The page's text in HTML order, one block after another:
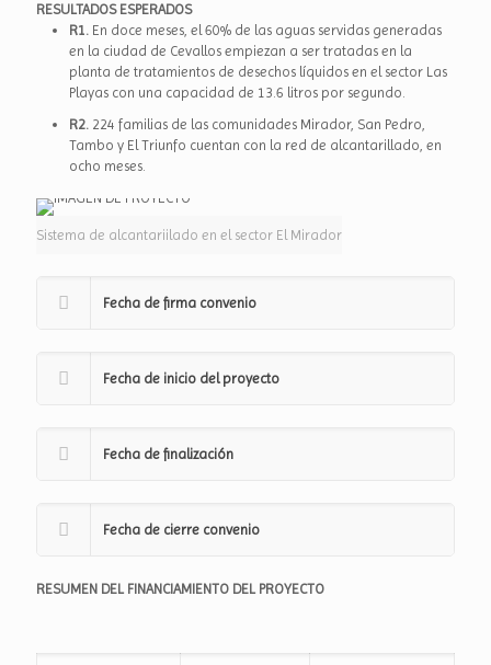
RESULTADOS ESPERADOS
R1. En doce meses, el 60% de las aguas servidas generadas
en la ciudad de Cevallos empiezan a ser tratadas en la
planta de tratamientos de desechos líquidos en el sector Las
Playas con una capacidad de 13.6 litros por segundo.
R2. 224 familias de las comunidades Mirador, San Pedro,
Tambo y El Triunfo cuentan con la red de alcantarillado, en
ocho meses.
Sistema de alcantariilado en el sector El Mirador
Fecha de firma convenio
Fecha de inicio del proyecto
Fecha de finalización
Fecha de cierre convenio
RESUMEN DEL FINANCIAMIENTO DEL PROYECTO